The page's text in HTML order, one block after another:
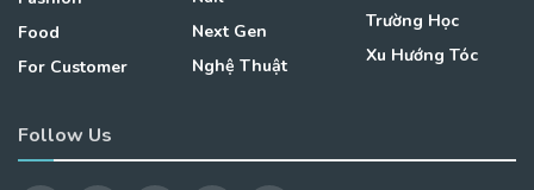
Food
For Customer
Next Gen
Nghệ Thuật
Trường Học
Xu Hướng Tóc
Follow Us